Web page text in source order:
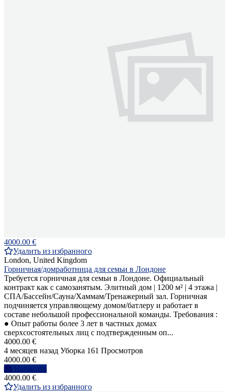
4000.00 €
Удалить из избранного
London, United Kingdom
Горничная/домработница для семьи в Лондоне
Требуется горничная для семьи в Лондоне. Официальный
контракт как с самозанятым. Элитный дом | 1200 м² | 4 этажа |
СПА/Бассейн/Сауна/Хаммам/Тренажерный зал. Горничная
подчиняется управляющему домом/батлеру и работает в
составе небольшой профессиональной команды. Требования :
● Опыт работы более 3 лет в частных домах
сверхсостоятельных лиц с подтвержденным оп...
4000.00 €
4 месяцев назад Уборка 161 Просмотров
4000.00 €
Написать
4000.00 €
Удалить из избранного